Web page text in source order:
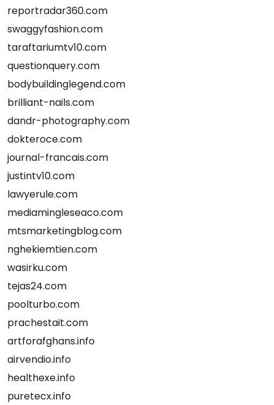
reportradar360.com
swaggyfashion.com
taraftariumtv10.com
questionquery.com
bodybuildinglegend.com
brilliant-nails.com
dandr-photography.com
dokteroce.com
journal-francais.com
justintv10.com
lawyerule.com
mediamingleseaco.com
mtsmarketingblog.com
nghekiemtien.com
wasirku.com
tejas24.com
poolturbo.com
prachestait.com
artforafghans.info
airvendio.info
healthexe.info
puretecx.info